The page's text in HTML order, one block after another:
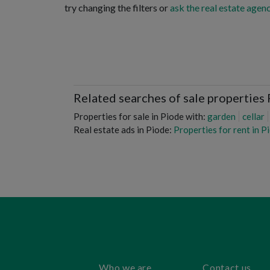
try changing the filters orask the real estate
Related searches of sale properties
Properties for sale in Piode with: garden
cellar
Real estate ads in Piode: Properties for rent in
Who we are Contact us